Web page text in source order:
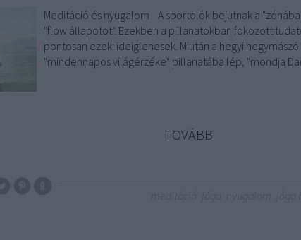
Meditáció és nyugalom A sportolók bejutnak a
"flow állapotot". Ezekben a pillanatokban fokozott
pontosan ezek: ideiglenesek. Miután a hegyi
"mindennapos világérzéke" pillanatába lép, "mondja
TOVÁBB